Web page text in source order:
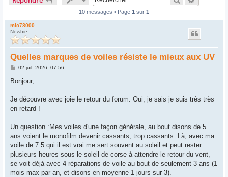
10 messages • Page 1 sur 1
mic78000
Newbie
Quelles marques de voiles résiste le mieux aux UV
M
s
g
02 juil. 2026, 07:56
Bonjour,
Je découvre avec joie le retour du forum. Oui, je sais je suis très très
en retard !
Un question :Mes voiles d'une façon générale, au bout disons de 5
ans voient le monofilm devenir cassants, trop cassants. Là, avec ma
voile de 7.5 qui il est vrai me sert souvent au soleil et peut rester
plusieurs heures sous le soleil de corse à attendre le retour du vent,
se voit déjà avec 4 réparations de voile au bout de seulement 3 ans (1
mois max par an, et disons en moyenne 1 jours sur 3).